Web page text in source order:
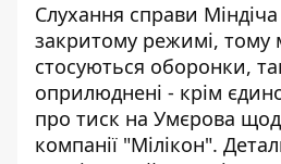
Слухання справи
закритому режимі, тому
стосуються оборонки,
оприлюднені - крім
про тиск на Умєрова
компанії "Мілікон".